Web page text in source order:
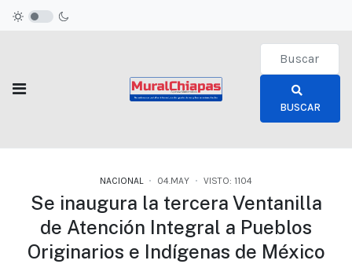
Type 2 or
BUSCAR
NACIONAL 04.MAY VISTO: 1104
Se inaugura la tercera Ventanilla
de Atención Integral a Pueblos
Originarios e Indígenas de México